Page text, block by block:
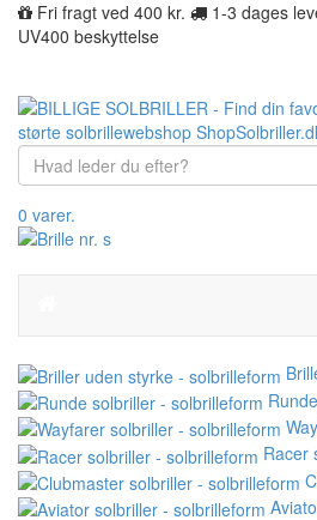
Fri fragt ved 400 kr. 1-3 dages
UV400 beskyttelse
0 varer.
Racer